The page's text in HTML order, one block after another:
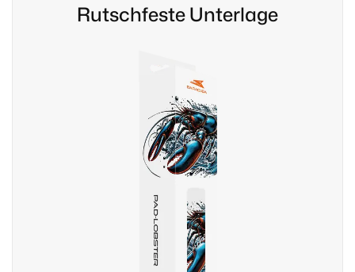
Rutschfeste Unterlage